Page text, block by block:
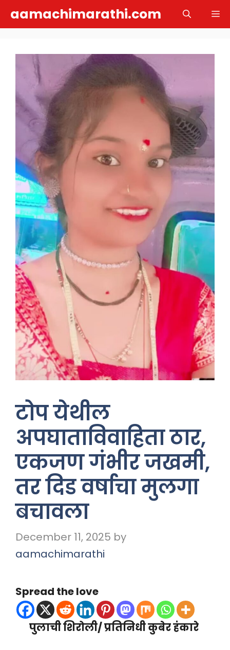
aamachimarathi.com
टोप येथील
अपघाताविवाहिता ठार,
एकजण गंभीर जखमी,
तर दिड वर्षाचा मुलगा
बचावला
December 11, 2025 by
aamachimarathi
Spread the love
पुलाची शिरोली/ प्रतिनिधी कुबेर हंकारे